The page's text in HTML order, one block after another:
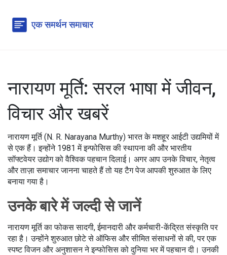
नारायण मूर्ति: सरल भाषा में जीवन,
विचार और खबरें
नारायण मूर्ति (N. R. Narayana Murthy) भारत के मशहूर आईटी उद्यमियों में
से एक हैं। इन्होंने 1981 में इन्फोसिस की स्थापना की और भारतीय
सॉफ्टवेयर उद्योग को वैश्विक पहचान दिलाई। अगर आप उनके विचार, नेतृत्व
और ताज़ा समाचार जानना चाहते हैं तो यह टैग पेज आपकी शुरुआत के लिए
बनाया गया है।
उनके बारे में जल्दी से जानें
नारायण मूर्ति का फोकस सादगी, ईमानदारी और कर्मचारी-केंद्रित संस्कृति पर
रहा है। उन्होंने शुरुआत छोटे से ऑफिस और सीमित संसाधनों से की, पर एक
स्पष्ट विजन और अनुशासन ने इन्फोसिस को दुनिया भर में पहचान दी। उनकी